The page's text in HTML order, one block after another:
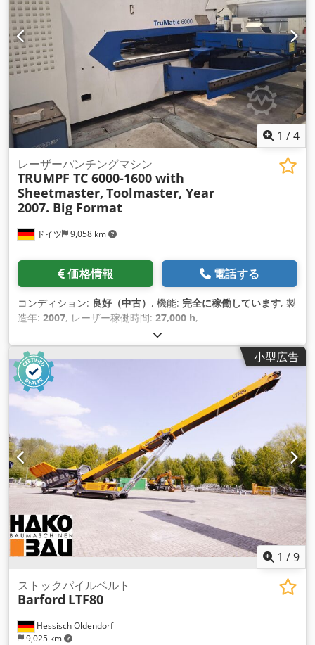
1 /4
ドイツ 9,058 km
レーザーパンチングマシン
TRUMPF TC 6000-1600 with
Sheetmaster, Toolmaster, Year
2007. Big Format
価格情報 電話する
コンディション: 良好（中古） , 機能: 完全に稼働しています, 製
造年: 2007, レーザー稼働時間: 27,000 h,
小型広告
1 /9
Hessisch Oldendorf
9,025 km
ストックパイルベルト
Barford LTF80